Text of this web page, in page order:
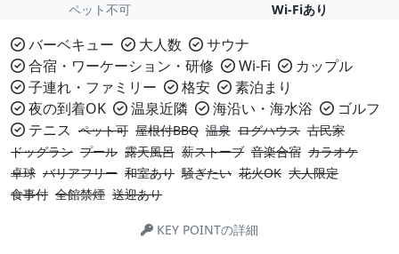
ペット不可 Wi-Fiあり
バーベキュー 大人数
サウナ
合宿・ワーケーション・研修
Wi-Fi
カップル
子連れ・ファミリー
格安
素泊まり
夜の到着OK
温泉近隣 海沿い・海水浴
ゴルフ
テニス ペット可 屋根付BBQ 温泉 ログハウス 古民家
ドッグラン プール 露天風呂 薪ストーブ 音楽合宿 カラオケ
卓球 バリアフリー 和室あり 騒ぎたい 花火OK 大人限定
食事付 全館禁煙 送迎あり
KEY POINTの詳細